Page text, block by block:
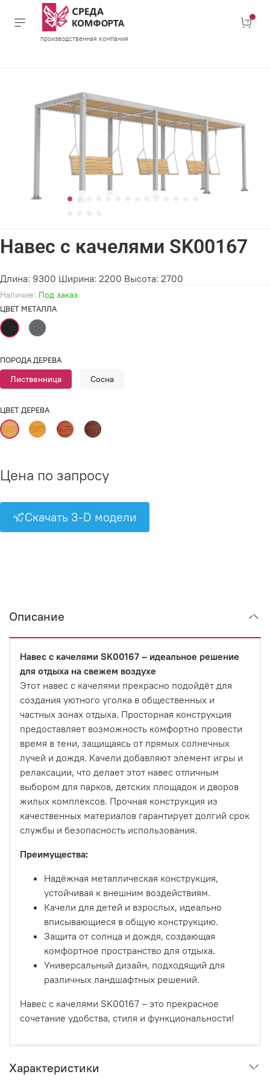
производственная компания
Наличие: Под заказ
Навес с качелями SK00167
Цена по запросу
Скачать 3-D модели
ЦВЕТ МЕТАЛЛА
ПОРОДА ДЕРЕВА
Лиственница Сосна
ЦВЕТ ДЕРЕВА
Длина: 9300 Ширина: 2200 Высота: 2700
Описание
Навес с качелями SK00167 – идеальное решение
для отдыха на свежем воздухе
Этот навес с качелями прекрасно подойдёт для
создания уютного уголка в общественных и
частных зонах отдыха. Просторная конструкция
предоставляет возможность комфортно провести
время в тени, защищаясь от прямых солнечных
лучей и дождя. Качели добавляют элемент игры и
релаксации, что делает этот навес отличным
выбором для парков, детских площадок и дворов
жилых комплексов. Прочная конструкция из
качественных материалов гарантирует долгий срок
службы и безопасность использования.
Преимущества:
Надёжная металлическая конструкция,
устойчивая к внешним воздействиям.
Качели для детей и взрослых, идеально
вписывающиеся в общую конструкцию.
Защита от солнца и дождя, создающая
комфортное пространство для отдыха.
Универсальный дизайн, подходящий для
различных ландшафтных решений.
Навес с качелями SK00167 – это прекрасное
сочетание удобства, стиля и функциональности!
Характеристики